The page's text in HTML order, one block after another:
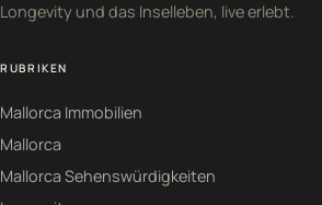
Longevity und das Inselleben, live erlebt.
RUBRIKEN
Mallorca Immobilien
Mallorca
Mallorca Sehenswürdigkeiten